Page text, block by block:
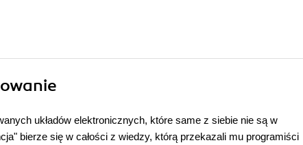
układów elektronicznych, które same z siebie nie są w
bierze się w całości z wiedzy, którą przekazali mu programiści